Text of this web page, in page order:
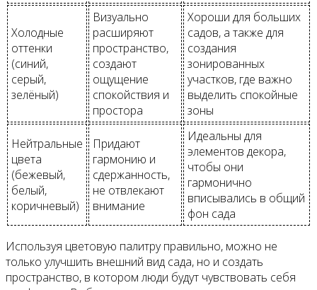
Холодные
оттенки
(синий,
серый,
зелёный)
Визуально
расширяют
пространство,
создают
ощущение
спокойствия и
простора
Хороши для больших
садов, а также для
создания
зонированных
участков, где важно
выделить спокойные
зоны
Нейтральные
цвета
(бежевый,
белый,
коричневый)
Придают
гармонию и
сдержанность,
не отвлекают
внимание
Идеальны для
элементов декора,
чтобы они
гармонично
вписывались в общий
фон сада
Используя цветовую палитру правильно, можно не
только улучшить внешний вид сада, но и создать
пространство, в котором люди будут чувствовать себя